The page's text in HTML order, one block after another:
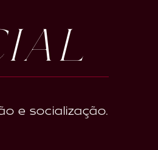
e socialização.